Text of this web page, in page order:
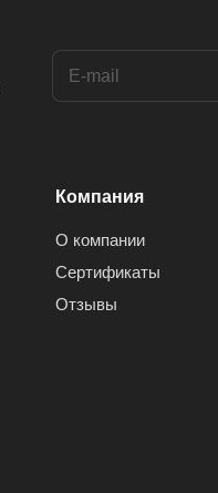
Компания
О компании
Сертификаты
Отзывы